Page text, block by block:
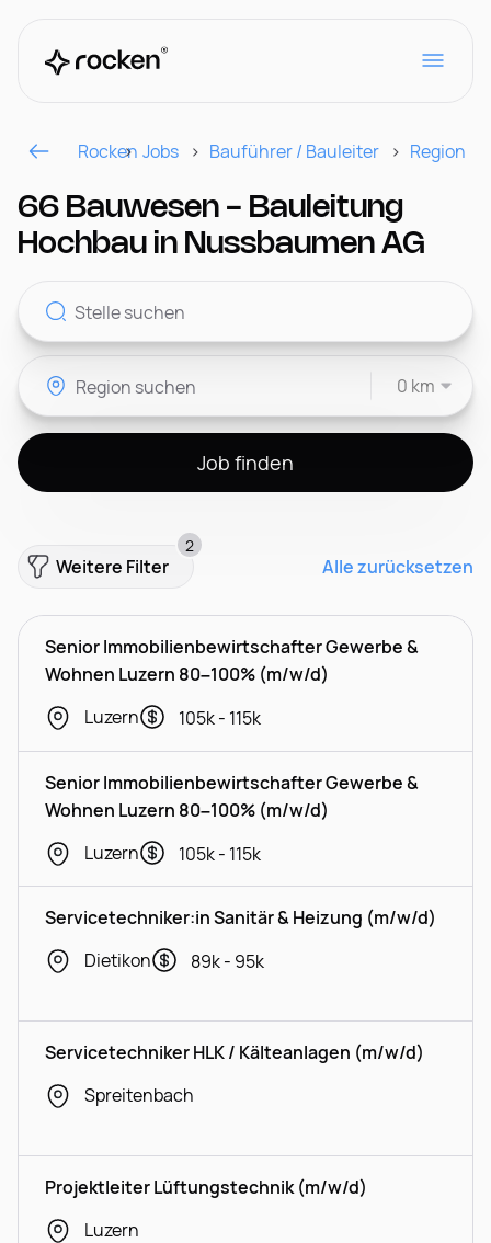
Für Arbeitgeber
Kontakt
CH
Rocken Jobs Bauführer / Bauleiter Region
66 Bauwesen - Bauleitung
Hochbau in Nussbaumen AG
0 km
Job finden
Weitere Filter
2
Alle zurücksetzen
Senior Immobilienbewirtschafter Gewerbe &
Wohnen Luzern 80–100% (m/w/d)
Luzern
105k - 115k
Senior Immobilienbewirtschafter Gewerbe &
Wohnen Luzern 80–100% (m/w/d)
Luzern
105k - 115k
Servicetechniker:in Sanitär & Heizung (m/w/d)
Dietikon
89k - 95k
Servicetechniker HLK / Kälteanlagen (m/w/d)
Spreitenbach
Projektleiter Lüftungstechnik (m/w/d)
Luzern